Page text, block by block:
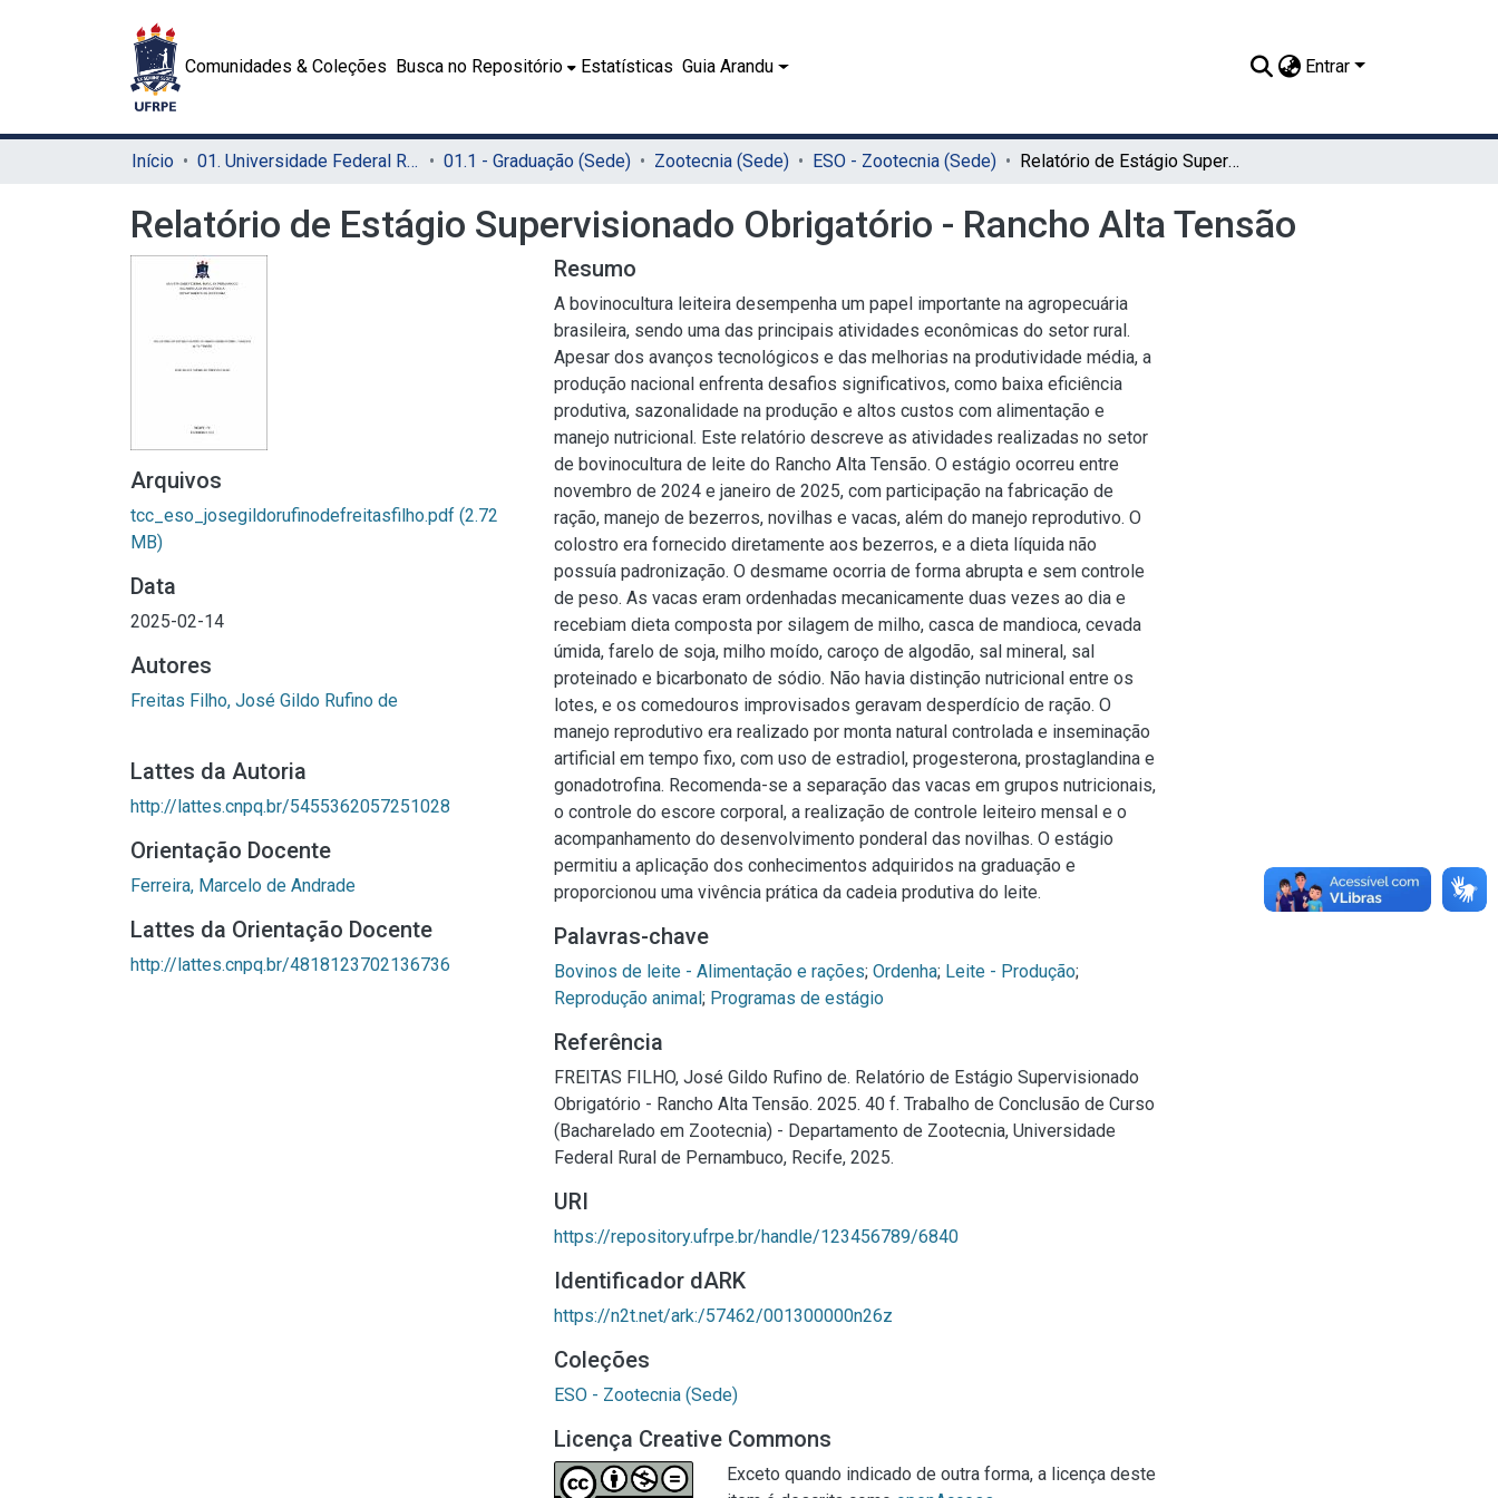
Comunidades & Coleções Busca no Repositório Estatísticas Guia Arandu Entrar
Início 01. Universidade Federal Rural de Pernambuco - UFRPE (Sede) 01.1 - Graduação (Sede) Zootecnia (Sede) ESO - Zootecnia (Sede) Relatório de Estágio Supervisionado Obrigatório - Rancho Alta Tensão
Relatório de Estágio Supervisionado Obrigatório - Rancho Alta Tensão
Arquivos
tcc_eso_josegildorufinodefreitasfilho.pdf (2.72
MB)
Data
2025-02-14
Autores
Freitas Filho, José Gildo Rufino de
Lattes da Autoria
http://lattes.cnpq.br/5455362057251028
Orientação Docente
Ferreira, Marcelo de Andrade
Lattes da Orientação Docente
http://lattes.cnpq.br/4818123702136736
Resumo
A bovinocultura leiteira desempenha um papel importante na agropecuária
brasileira, sendo uma das principais atividades econômicas do setor rural.
Apesar dos avanços tecnológicos e das melhorias na produtividade média, a
produção nacional enfrenta desafios significativos, como baixa eficiência
produtiva, sazonalidade na produção e altos custos com alimentação e
manejo nutricional. Este relatório descreve as atividades realizadas no setor
de bovinocultura de leite do Rancho Alta Tensão. O estágio ocorreu entre
novembro de 2024 e janeiro de 2025, com participação na fabricação de
ração, manejo de bezerros, novilhas e vacas, além do manejo reprodutivo. O
colostro era fornecido diretamente aos bezerros, e a dieta líquida não
possuía padronização. O desmame ocorria de forma abrupta e sem controle
de peso. As vacas eram ordenhadas mecanicamente duas vezes ao dia e
recebiam dieta composta por silagem de milho, casca de mandioca, cevada
úmida, farelo de soja, milho moído, caroço de algodão, sal mineral, sal
proteinado e bicarbonato de sódio. Não havia distinção nutricional entre os
lotes, e os comedouros improvisados geravam desperdício de ração. O
manejo reprodutivo era realizado por monta natural controlada e inseminação
artificial em tempo fixo, com uso de estradiol, progesterona, prostaglandina e
gonadotrofina. Recomenda-se a separação das vacas em grupos nutricionais,
o controle do escore corporal, a realização de controle leiteiro mensal e o
acompanhamento do desenvolvimento ponderal das novilhas. O estágio
permitiu a aplicação dos conhecimentos adquiridos na graduação e
proporcionou uma vivência prática da cadeia produtiva do leite.
Palavras-chave
Bovinos de leite - Alimentação e rações; Ordenha; Leite - Produção;
Reprodução animal; Programas de estágio
Referência
FREITAS FILHO, José Gildo Ruﬁno de. Relatório de Estágio Supervisionado
Obrigatório - Rancho Alta Tensão. 2025. 40 f. Trabalho de Conclusão de Curso
(Bacharelado em Zootecnia) - Departamento de Zootecnia, Universidade
Federal Rural de Pernambuco, Recife, 2025.
URI
https://repository.ufrpe.br/handle/123456789/6840
Identificador dARK
https://n2t.net/ark:/57462/001300000n26z
Coleções
ESO - Zootecnia (Sede)
Licença Creative Commons
Exceto quando indicado de outra forma, a licença deste